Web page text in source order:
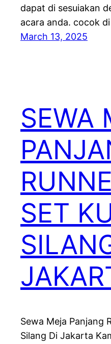
dapat di sesuiakan
acara anda. cocok
March 13, 2025
SEWA
SET
Sewa Meja Panjang
Silang Di Jakarta